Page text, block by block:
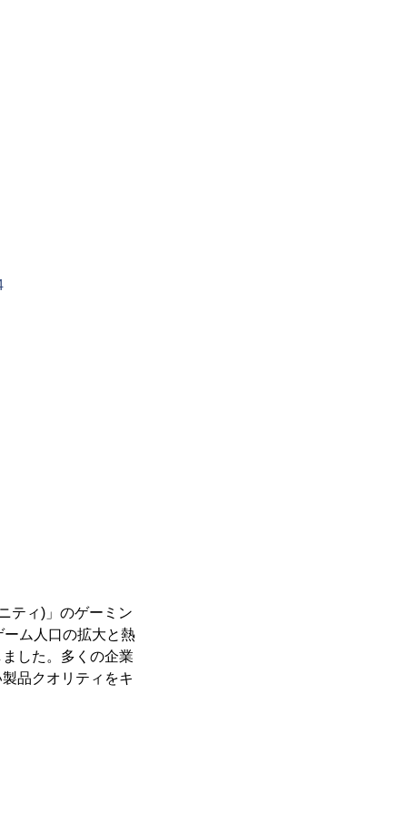
ティ)」のゲーミン
ム人口の拡大と熱
した。多くの企業
品クオリティをキ